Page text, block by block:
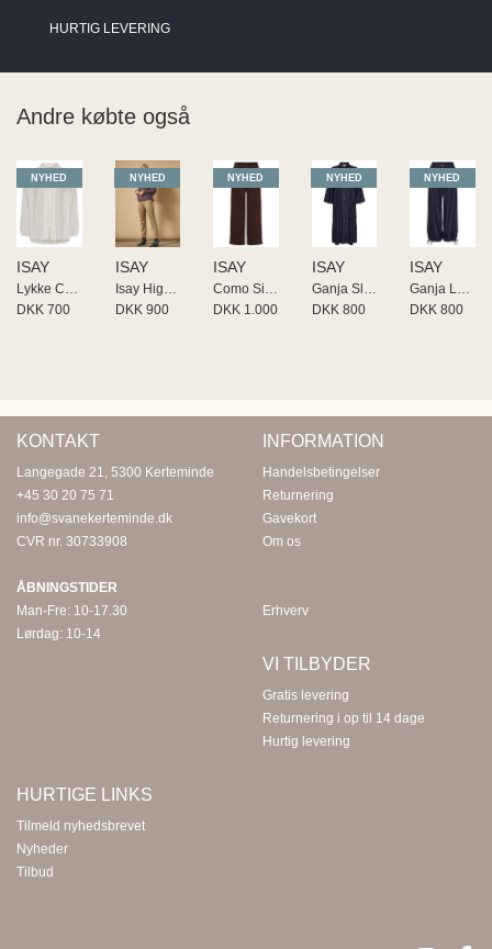
HURTIG LEVERING
Andre købte også
NYHED
ISAY
Lykke Colar Shirt
DKK 700
NYHED
ISAY
Isay Highwaist Chino
DKK 900
NYHED
ISAY
Como Sit Twill Pant
DKK 1.000
NYHED
ISAY
Ganja Sleeve Dress
DKK 800
NYHED
ISAY
Ganja Loose Pant
DKK 800
KONTAKT
Langegade 21, 5300 Kerteminde
+45 30 20 75 71
info@svanekerteminde.dk
CVR nr. 30733908
ÅBNINGSTIDER
Man-Fre: 10-17.30
Lørdag: 10-14
INFORMATION
Handelsbetingelser
Returnering
Gavekort
Om os
Erhverv
VI TILBYDER
Gratis levering
Returnering i op til 14 dage
Hurtig levering
HURTIGE LINKS
Tilmeld nyhedsbrevet
Nyheder
Tilbud